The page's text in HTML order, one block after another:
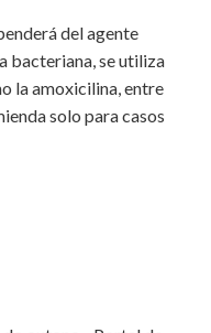
del agente
bacteriana, se utiliza
la amoxicilina, entre
solo para casos